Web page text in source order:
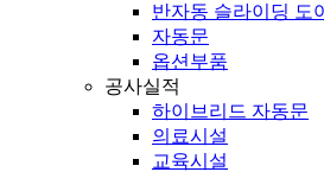
반자동 슬라이딩 도
자동문
옵션부품
공사실적
하이브리드 자동문
의료시설
교육시설